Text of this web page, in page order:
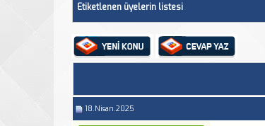
Etiketlenen üyelerin listesi
18.Nisan.2025